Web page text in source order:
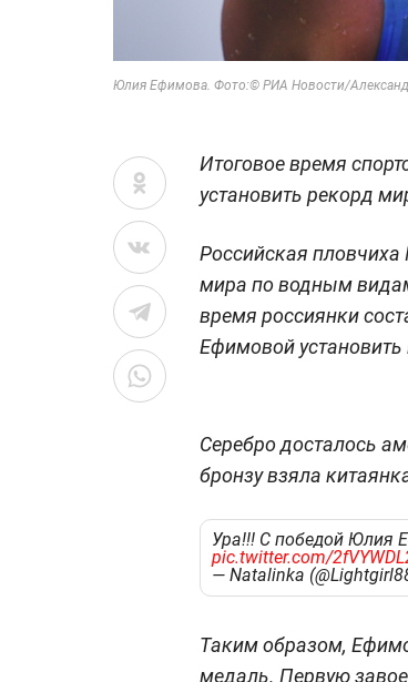
Юлия Ефимова. Фото:© РИА Новости/
Итоговое время
установить рекорд
Российская
мира по водным
время россиянки
Ефимовой установить
Серебро досталось
бронзу взяла
Ура!!! С победой Юлия
pic.twitter.com/
— Natalinka
Таким образом,
медаль. Первую